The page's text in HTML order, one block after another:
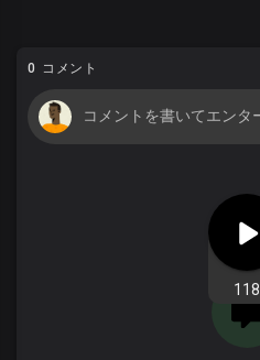
118
0 コメント